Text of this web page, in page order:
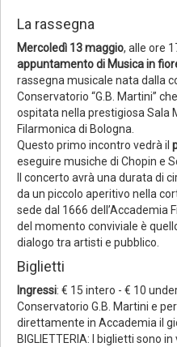
La rassegna
Mercoledì 13 maggio, alle ore
appuntamento di Musica in
rassegna musicale nata dalla
Conservatorio “G.B. Martini”
ospitata nella prestigiosa Sala
Filarmonica di Bologna.
Questo primo incontro vedrà il
eseguire musiche di Chopin e
Il concerto avrà una durata di
da un piccolo aperitivo nella
sede dal 1666 dell’Accademia
del momento conviviale è
dialogo tra artisti e pubblico.
Biglietti
Ingressi: € 15 intero - € 10
Conservatorio G.B. Martini e
direttamente in Accademia il
BIGLIETTERIA: I biglietti sono